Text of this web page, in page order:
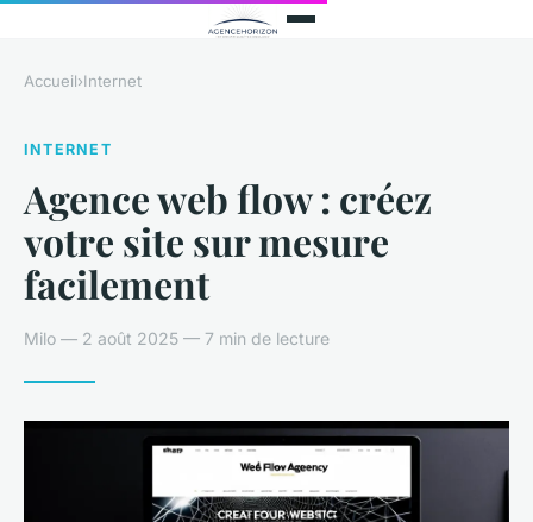
Accueil›Internet
INTERNET
Agence web flow : créez
votre site sur mesure
facilement
Milo — 2 août 2025 — 7 min de lecture